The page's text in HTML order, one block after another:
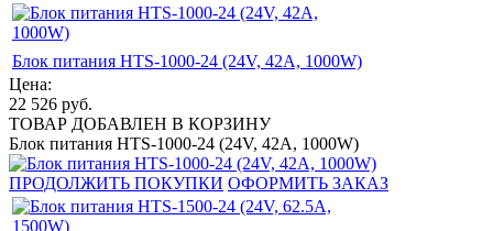
Блок питания HTS-1000-24 (24V, 42A, 1000W)
Цена:
22 526 руб.
ТОВАР ДОБАВЛЕН В КОРЗИНУ
Блок питания HTS-1000-24 (24V, 42A, 1000W)
ПРОДОЛЖИТЬ ПОКУПКИ ОФОРМИТЬ ЗАКАЗ